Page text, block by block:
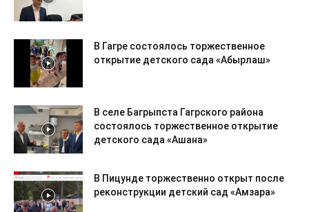
В Гагре состоялось торжественное
открытие детского сада «Абырлаш»
В селе Багрыпста Гагрского района
состоялось торжественное открытие
детского сада «Ашана»
В Пицунде торжественно открыт после
реконструкции детский сад «Амзара»